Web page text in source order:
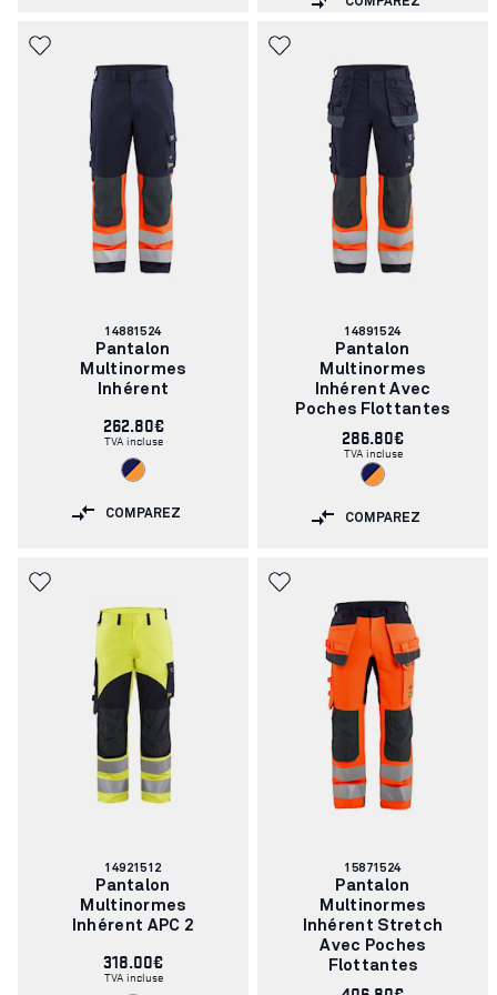
Numéro
d'article:
14881524
Pantalon
Multinormes
Inhérent
262.80€
TVA incluse
COMPAREZ
Numéro
d'article:
14891524
Pantalon
Multinormes
Inhérent Avec
Poches Flottantes
286.80€
TVA incluse
COMPAREZ
Numéro
d'article:
14921512
Pantalon
Multinormes
Inhérent APC 2
318.00€
TVA incluse
Numéro
d'article:
15871524
Pantalon
Multinormes
Inhérent Stretch
Avec Poches
Flottantes